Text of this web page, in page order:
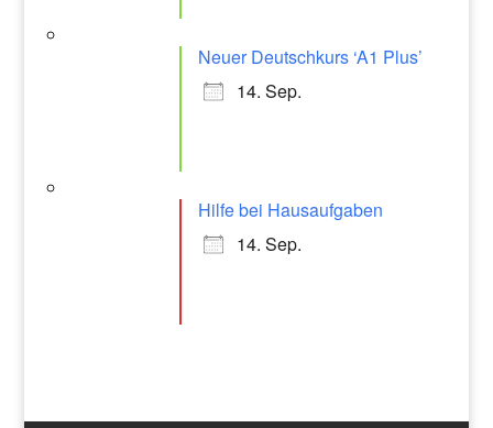
Neuer Deutschkurs ‘A1 Plus’
14. Sep.
Hilfe bei Hausaufgaben
14. Sep.